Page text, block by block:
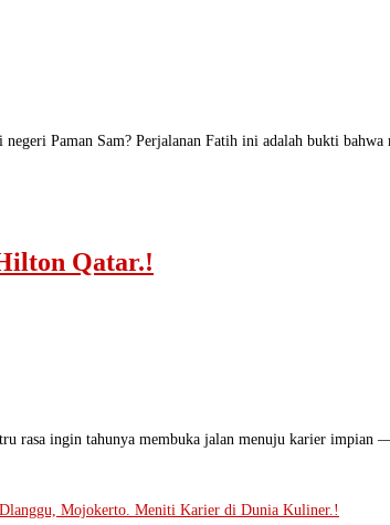
Paman Sam? Perjalanan Fatih ini adalah bukti
Qatar.!
rasa ingin tahunya membuka jalan menuju karier